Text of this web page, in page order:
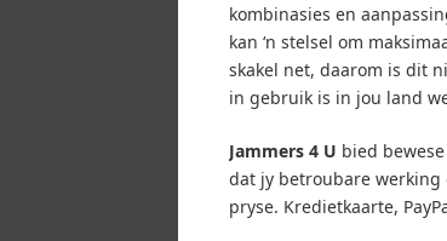
kombinasies en
kan ‘n stelsel om
skakel net, daarom is dit
in gebruik is in jou land
Jammers 4 U bied
dat jy betroubare
pryse. Kredietkaarte,